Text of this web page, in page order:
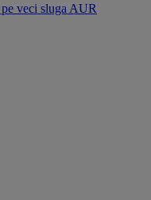
veci sluga AUR